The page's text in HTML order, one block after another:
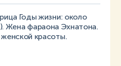
Годы жизни: около
Жена фараона Эхнатона.
красоты.